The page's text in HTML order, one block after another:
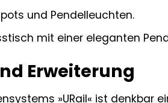
und Pendelleuchten.
mit einer eleganten
Erweiterung
»URail« ist